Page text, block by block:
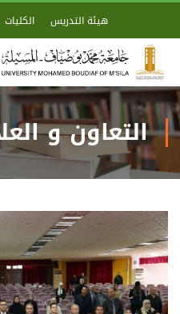
هيئة التدريس الكليات
التعاون و